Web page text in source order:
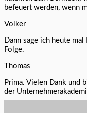
befeuert werden, wenn
Volker
Dann sage ich heute
Folge.
Thomas
Prima. Vielen Dank und
der